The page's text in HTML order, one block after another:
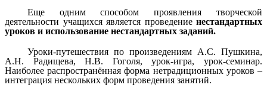
Еще одним способом проявления творческой
деятельности учащихся является проведение нестандартных
уроков и использование нестандартных заданий.
Уроки-путешествия по произведениям А.С. Пушкина,
А.Н. Радищева, Н.В. Гоголя, урок-игра, урок-семинар.
Наиболее распространённая форма нетрадиционных уроков –
интеграция нескольких форм проведения занятий.